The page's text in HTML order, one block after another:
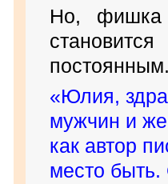
Но, фишка
«Юлия,
мужчин и
как автор
место быть.